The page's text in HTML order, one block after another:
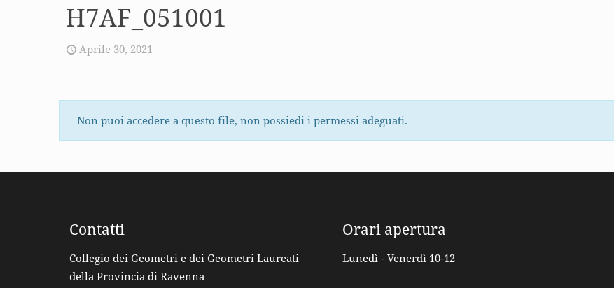
H7AF_051001
Aprile 30, 2021
Non puoi accedere a questo file, non possiedi i permessi adeguati.
Contatti
Collegio dei Geometri e dei Geometri Laureati
della Provincia di Ravenna
Orari apertura
Lunedì - Venerdì 10-12